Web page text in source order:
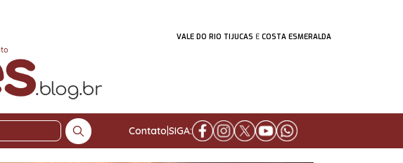
VALE DO RIO TIJUCAS E COSTA ESMERALDA
Contato SIGA: